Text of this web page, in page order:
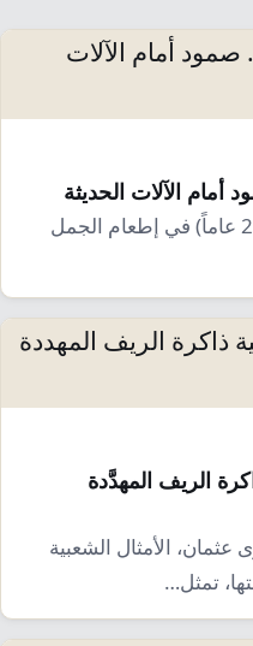
الآلات الحديثة
مع كل صباح يبدأ إبراهيم قبول (23 عاماً) في إطعام الجمل
الريف المهدَّدة
عثمان، الأمثال الشعبية
تمثل…